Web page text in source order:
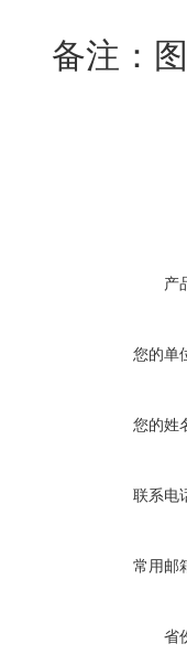
备注：
产
您的单
您的姓
联系电
常用邮
省